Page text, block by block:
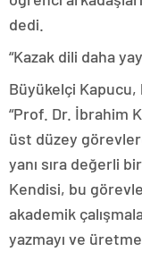
dedi.
“Kazak dili daha
Büyükelçi Kapucu,
“Prof. Dr. İbrahim
üst düzey
yanı sıra değerli
Kendisi, bu
akademik
yazmayı ve